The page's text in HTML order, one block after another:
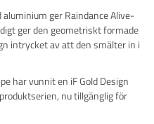
ger Raindance Alive-
ger den geometriskt formade
intrycket av att den smälter in i
har vunnit en iF Gold Design
nu tillgänglig för